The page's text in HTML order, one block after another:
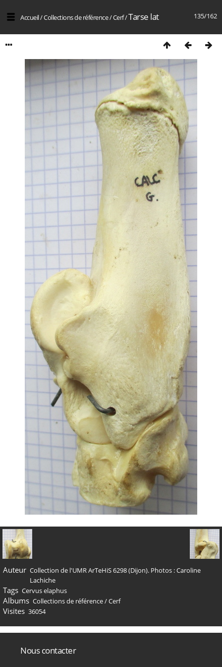
135/162
Accueil/Collections de référence/Cerf/Tarse lat
Auteur Collection de l'UMR ArTeHiS 6298 (Dijon). Photos : Caroline
Lachiche
Tags Cervus elaphus
Albums Collections de référence/Cerf
Visites 36054
Nous contacter